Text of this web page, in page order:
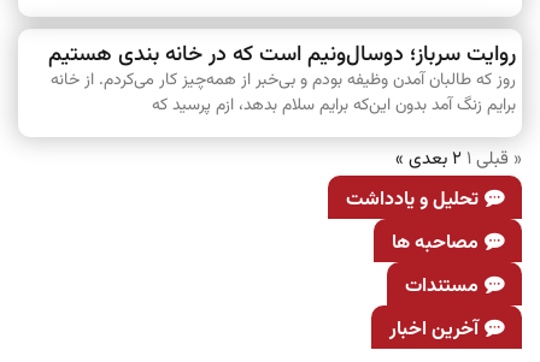
روایت سرباز؛ دوسال‌ونیم است که در خانه بندی هستیم
روز که طالبان آمدن وظیفه بودم و بی‌خبر از همه‌چیز کار می‌کردم. از خانه
برایم زنگ آمد بدون این‌که برایم سلام بدهد، ازم پرسید که
« قبلی1
2بعدی »
تحلیل و یادداشت
مصاحبه ها
مستندات
آخرین اخبار